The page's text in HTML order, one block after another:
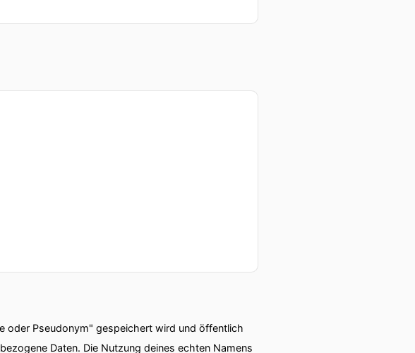
oder Pseudonym" gespeichert wird und öffentlich
Daten. Die Nutzung deines echten Namens